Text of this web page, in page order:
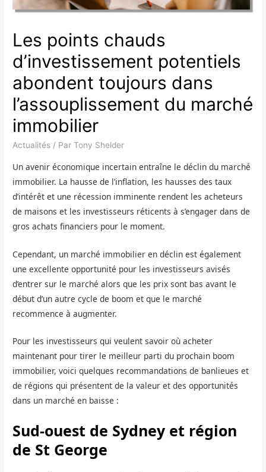
Les points chauds
d’investissement potentiels
abondent toujours dans
l’assouplissement du marché
immobilier
Actualités / ParTony Shelder
Un avenir économique incertain entraîne le déclin du marché
immobilier. La hausse de l’inflation, les hausses des taux
d’intérêt et une récession imminente rendent les acheteurs
de maisons et les investisseurs réticents à s’engager dans de
gros achats financiers pour le moment.
Cependant, un marché immobilier en déclin est également
une excellente opportunité pour les investisseurs avisés
d’entrer sur le marché alors que les prix sont bas avant le
début d’un autre cycle de boom et que le marché
recommence à augmenter.
Pour les investisseurs qui veulent savoir où acheter
maintenant pour tirer le meilleur parti du prochain boom
immobilier, voici quelques recommandations de banlieues et
de régions qui présentent de la valeur et des opportunités
dans un marché en baisse :
Sud-ouest de Sydney et région
de St George